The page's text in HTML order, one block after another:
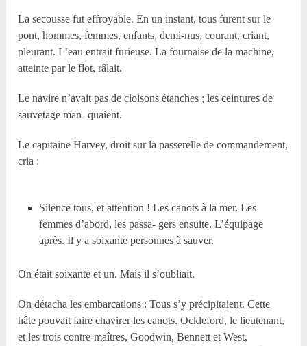
La secousse fut effroyable. En un instant, tous furent sur le
pont, hommes, femmes, enfants, demi-nus, courant, criant,
pleurant. L’eau entrait furieuse. La fournaise de la machine,
atteinte par le flot, râlait.
Le navire n’avait pas de cloisons étanches ; les ceintures de
sauvetage man- quaient.
Le capitaine Harvey, droit sur la passerelle de commandement,
cria :
Silence tous, et attention ! Les canots à la mer. Les
femmes d’abord, les passa- gers ensuite. L’équipage
après. Il y a soixante personnes à sauver.
On était soixante et un. Mais il s’oubliait.
On détacha les embarcations : Tous s’y précipitaient. Cette
hâte pouvait faire chavirer les canots. Ockleford, le lieutenant,
et les trois contre-maîtres, Goodwin, Bennett et West,